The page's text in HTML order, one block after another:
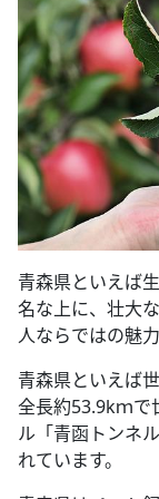
青森県といえば
名な上に、壮大
人ならではの魅
青森県といえば
全長約53.9kｍで
ル「青函トンネ
れています。